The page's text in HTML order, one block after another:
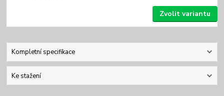
Zvolit variantu
Kompletní specifikace
Ke stažení